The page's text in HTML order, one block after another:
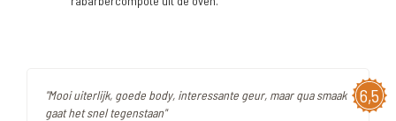
6,5
"Mooi uiterlijk, goede body, interessante geur, maar qua smaak
gaat het snel tegenstaan"